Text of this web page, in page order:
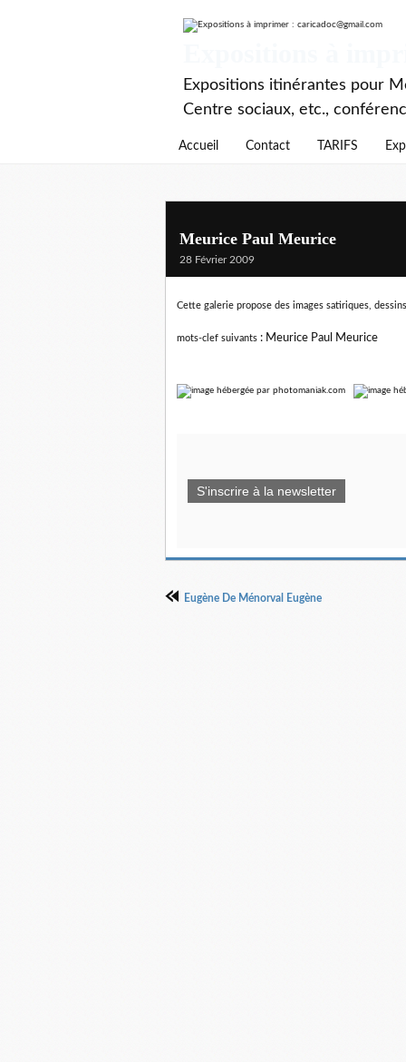
Expositions itinérantes pour
Centre sociaux, etc.,
Accueil Contact TARIFS
Meurice Paul Meurice
28 Février 2009
Cette galerie propose des images satiriques,
mots-clef suivants : Meurice Paul Meurice
S'inscrire à la newsletter
Eugène De Ménorval Eugène